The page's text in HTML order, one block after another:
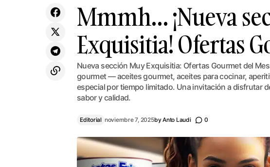
Mmmh… ¡Nueva
Exquisitia! Ofertas
Nueva sección Muy Exquisitia: Ofertas Gourmet del
gourmet — aceites gourmet, aceites para cocinar,
especial por tiempo limitado. Una invitación a disfrutar
sabor y calidad.
Editorial noviembre 7, 2025byAnto Laudi 0